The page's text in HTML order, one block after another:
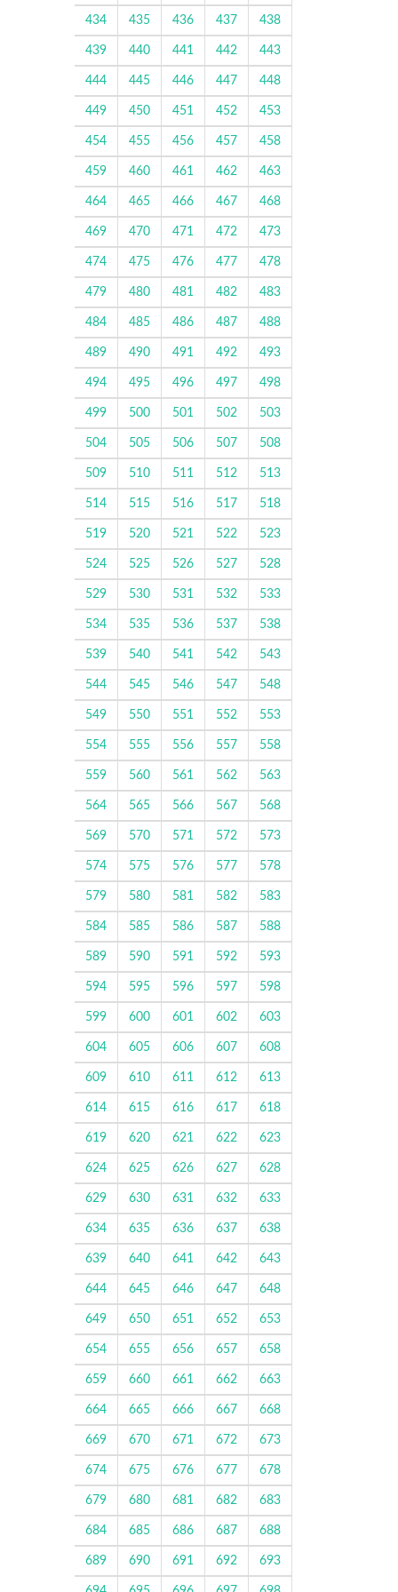
434 435 436 437 438
439 440 441 442 443
444 445 446 447 448
449 450 451 452 453
454 455 456 457 458
459 460 461 462 463
464 465 466 467 468
469 470 471 472 473
474 475 476 477 478
479 480 481 482 483
484 485 486 487 488
489 490 491 492 493
494 495 496 497 498
499 500 501 502 503
504 505 506 507 508
509 510 511 512 513
514 515 516 517 518
519 520 521 522 523
524 525 526 527 528
529 530 531 532 533
534 535 536 537 538
539 540 541 542 543
544 545 546 547 548
549 550 551 552 553
554 555 556 557 558
559 560 561 562 563
564 565 566 567 568
569 570 571 572 573
574 575 576 577 578
579 580 581 582 583
584 585 586 587 588
589 590 591 592 593
594 595 596 597 598
599 600 601 602 603
604 605 606 607 608
609 610 611 612 613
614 615 616 617 618
619 620 621 622 623
624 625 626 627 628
629 630 631 632 633
634 635 636 637 638
639 640 641 642 643
644 645 646 647 648
649 650 651 652 653
654 655 656 657 658
659 660 661 662 663
664 665 666 667 668
669 670 671 672 673
674 675 676 677 678
679 680 681 682 683
684 685 686 687 688
689 690 691 692 693